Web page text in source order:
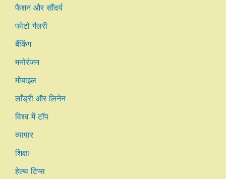
फैशन और सौंदर्य
फोटो गैलरी
बैंकिंग
मनोरंजन
मोबाइल
लाँड्री और लिनेन
विश्व में टॉप
व्यापार
शिक्षा
हेल्थ टिप्स